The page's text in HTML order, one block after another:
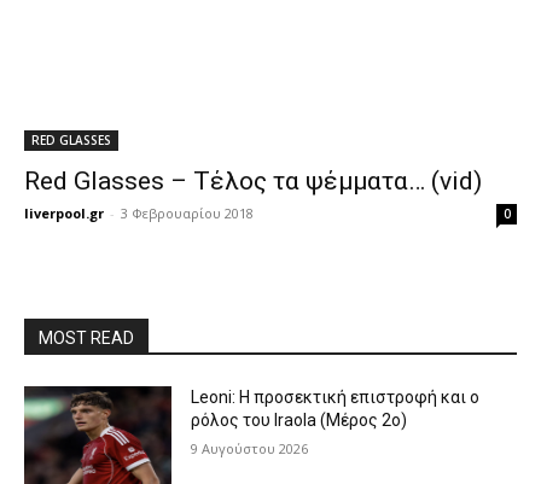
RED GLASSES
Red Glasses – Τέλος τα ψέμματα… (vid)
liverpool.gr - 3 Φεβρουαρίου 2018 0
MOST READ
Leoni: Η προσεκτική επιστροφή και ο
ρόλος του Iraola (Μέρος 2ο)
9 Αυγούστου 2026